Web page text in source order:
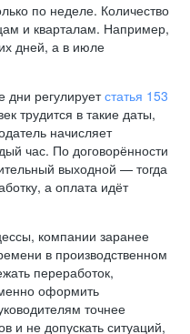
по неделе. Количество
и кварталам. Например,
дней, а в июле
дни регулируетстатья 153
трудится в такие даты,
начисляет
час. По договорённости
выходной — тогда
а оплата идёт
компании заранее
в производственном
переработок,
оформить
точнее
и не допускать ситуаций,